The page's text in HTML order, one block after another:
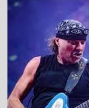
07/01/2024
La
alrededor de tres
esto pasó cuando el